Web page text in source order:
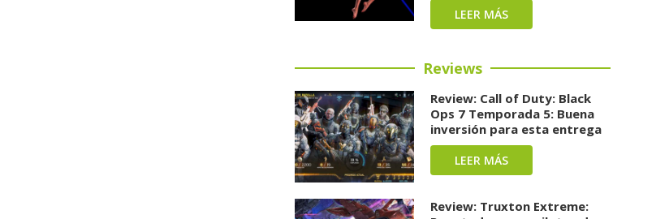
LEER MÁS
Reviews
Review: Call of Duty: Black
Ops 7 Temporada 5: Buena
inversión para esta entrega
LEER MÁS
Review: Truxton Extreme: